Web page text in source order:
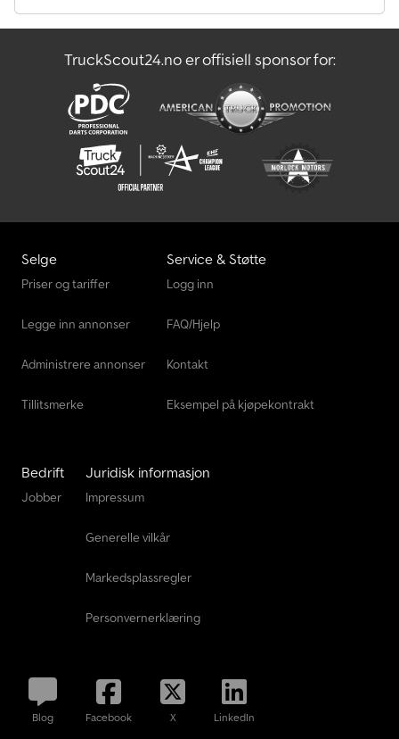
TruckScout24.no er offisiell sponsor for:
Selge
Priser og tariffer
Legge inn annonser
Administrere annonser
Tillitsmerke
Service & Støtte
Logg inn
FAQ/Hjelp
Kontakt
Eksempel på kjøpekontrakt
Bedrift
Jobber
Juridisk informasjon
Impressum
Generelle vilkår
Markedsplassregler
Personvernerklæring
Blog Facebook X LinkedIn